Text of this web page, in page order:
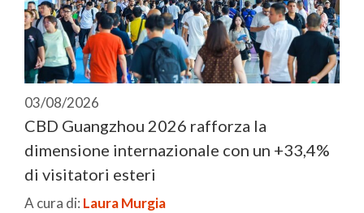
03/08/2026
CBD Guangzhou 2026 rafforza la
dimensione internazionale con un +33,4%
di visitatori esteri
A cura di: Laura Murgia